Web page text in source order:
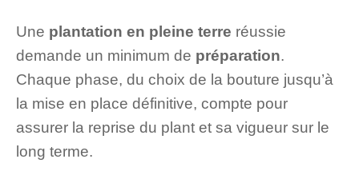
Une plantation en pleine terre réussie
demande un minimum de préparation.
Chaque phase, du choix de la bouture jusqu’à
la mise en place définitive, compte pour
assurer la reprise du plant et sa vigueur sur le
long terme.